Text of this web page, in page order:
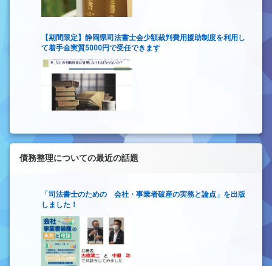
【期間限定】静岡県司法書士会少額裁判費用援助制度を利用し
て着手金実質5000円で受任できます
債務整理についての最近の話題
「司法書士のための 会社・事業者破産の実務と論点」を出版
しました！